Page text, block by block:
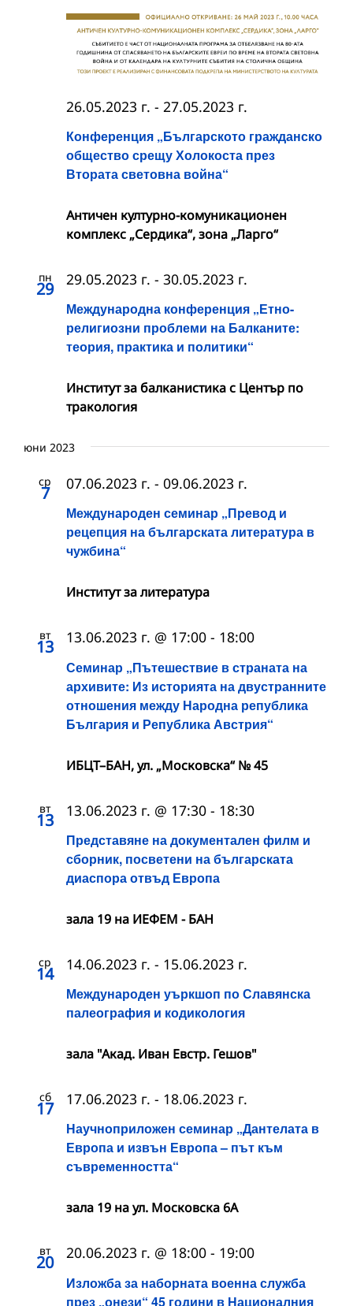
Конференция „Българското гражданско
общество срещу Холокоста през
Втората световна война“
26.05.2023 г. - 27.05.2023 г.
Античен културно-комуникационен
комплекс „Сердика“, зона „Ларго“
пн
29
Международна конференция „Етно-
религиозни проблеми на Балканите:
теория, практика и политики“
29.05.2023 г. - 30.05.2023 г.
Институт за балканистика с Център по
тракология
юни 2023
ср
7
Международен семинар „Превод и
рецепция на българската литература в
чужбина“
07.06.2023 г. - 09.06.2023 г.
Институт за литература
вт
13
Семинар „Пътешествие в страната на
архивите: Из историята на двустранните
отношения между Народна република
България и Република Австрия“
13.06.2023 г. @ 17:00 - 18:00
ИБЦТ–БАН, ул. „Московска“ № 45
вт
13
Представяне на документален филм и
сборник, посветени на българската
диаспора отвъд Европа
13.06.2023 г. @ 17:30 - 18:30
зала 19 на ИЕФЕМ - БАН
ср
14
Международен уъркшоп по Славянска
палеография и кодикология
14.06.2023 г. - 15.06.2023 г.
зала "Акад. Иван Евстр. Гешов"
сб
17
Научноприложен семинар „Дантелата в
Европа и извън Европа – път към
съвременността“
17.06.2023 г. - 18.06.2023 г.
зала 19 на ул. Московска 6А
вт
20
Изложба за наборната военна служба
през „онези“ 45 години в Националния
20.06.2023 г. @ 18:00 - 19:00